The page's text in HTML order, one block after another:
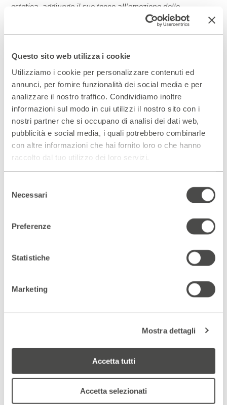
Questo sito web utilizza i cookie
Utilizziamo i cookie per personalizzare contenuti ed
annunci, per fornire funzionalità dei social media e per
analizzare il nostro traffico. Condividiamo inoltre
informazioni sul modo in cui utilizzi il nostro sito con i
nostri partner che si occupano di analisi dei dati web,
pubblicità e social media, i quali potrebbero combinarle
con altre informazioni che hai fornito loro o che hanno
raccolto dal tuo utilizzo dei loro servizi.
delNecessari
Preferenze
Statistiche
Marketing
Mostra dettagli
Accetta tutti
Accetta selezionati
estetica, aggiunge il suo tocco all’emozione dello
Scopri un luogo unico